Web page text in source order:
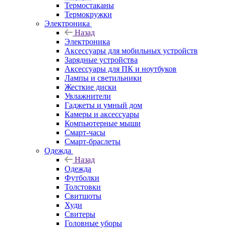
Термостаканы
Термокружки
Электроника
Назад
Электроника
Аксессуары для мобильных устройств
Зарядные устройства
Аксессуары для ПК и ноутбуков
Лампы и светильники
Жесткие диски
Увлажнители
Гаджеты и умный дом
Камеры и аксессуары
Компьютерные мыши
Смарт-часы
Смарт-браслеты
Одежда
Назад
Одежда
Футболки
Толстовки
Свитшоты
Худи
Свитеры
Головные уборы